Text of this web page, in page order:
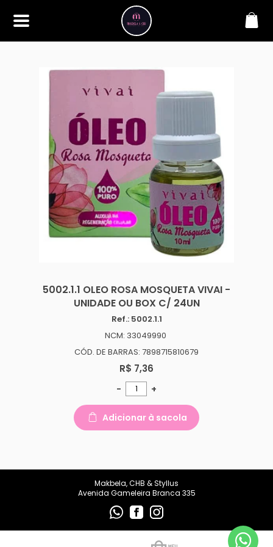
Styllus, sua fonte confiável de
maquiagens e acessórios de
apaixonados por realçar a
beleza de nossos clientes,
oferecendo uma ampla gama
de produtos que inspiram
confiança e criatividade. Desde
os últimos lançamentos em
maquiagem até os acessórios
mais elegantes, estamos aqui
para ajudá-lo a alcançar seu
visual dos sonhos. Explore nossa
seleção cuidadosamente
selecionada e descubra como a
beleza se torna uma expressão
única conosco.
makbelachb@gmail.com
5002.1.1 OLEO ROSA MOSQUETA VIVAI -
UNIDADE OU BOX C/ 24UN
Ref.: 5002.1.1
NCM: 33049990
CÓD. DE BARRAS: 7898715810679
R$ 7,36
- +
Adicionar à sacola
Makbela, CHB & Styllus
Avenida Gameleira Branca 335